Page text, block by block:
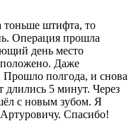
тоньше штифта, то
Операция прошла
день место
Даже
полгода, и снова
длились 5 минут. Через
с новым зубом. Я
Спасибо!